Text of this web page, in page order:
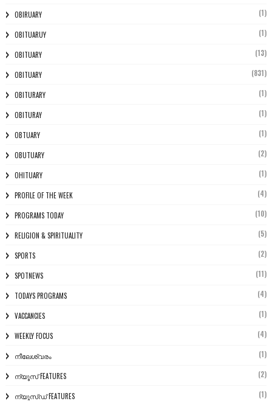
OBIRUARY (1)
OBITUARUY (1)
OBITUARY (13)
OBITUARY (831)
OBITURARY (1)
OBITURAY (1)
OBTUARY (1)
OBUTUARY (2)
OHITUARY (1)
PROFILE OF THE WEEK (4)
PROGRAMS TODAY (10)
RELIGION & SPIRITUALITY (5)
SPORTS (2)
SPOTNEWS (11)
TODAYS PROGRAMS (4)
VACCANCIES (1)
WEEKLY FOCUS (4)
നീലേശ്വരം (1)
ന്യൂസ് FEATURES (2)
ന്യൂസ്ഡ് FEATURES (1)